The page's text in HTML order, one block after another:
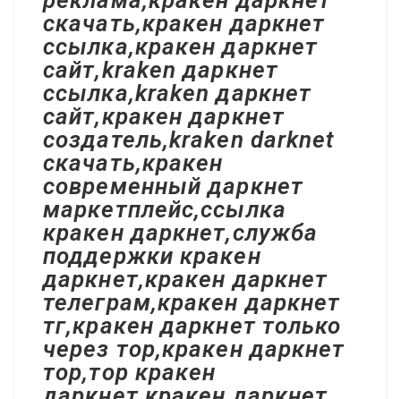
скачать,кракен даркнет
ссылка,кракен даркнет
сайт,kraken даркнет
ссылка,kraken даркнет
сайт,кракен даркнет
создатель,kraken darknet
скачать,кракен
современный даркнет
маркетплейс,ссылка
кракен даркнет,служба
поддержки кракен
даркнет,кракен даркнет
телеграм,кракен даркнет
тг,кракен даркнет только
через тор,кракен даркнет
тор,тор кракен